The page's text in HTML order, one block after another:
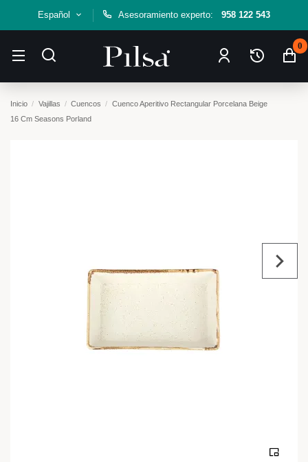
Español Asesoramiento experto: 958 122 543
0
Inicio Vajillas Cuencos
Cuenco Aperitivo Rectangular Porcelana Beige
16 Cm Seasons Porland